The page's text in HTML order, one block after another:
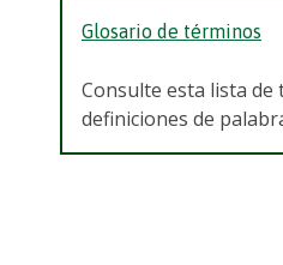
Glosario de términos
Consulte esta lista
definiciones de